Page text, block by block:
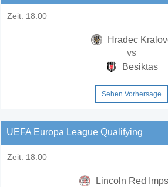
Zeit: 18:00
Hradec
vs
Besiktas
Sehen Vorhersage
UEFA Europa League Qualifying
Zeit: 18:00
Lincoln Red